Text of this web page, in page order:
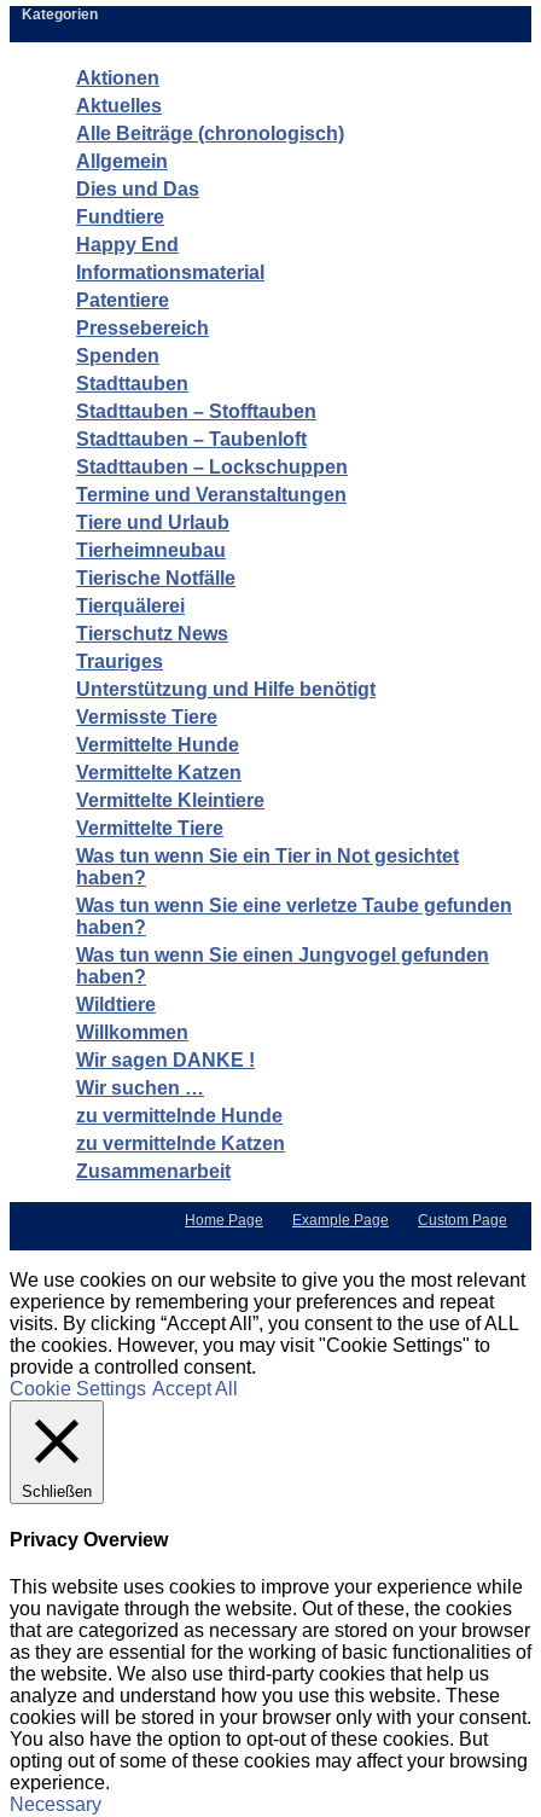
Kategorien
Aktionen
Aktuelles
Alle Beiträge (chronologisch)
Allgemein
Dies und Das
Fundtiere
Happy End
Informationsmaterial
Patentiere
Pressebereich
Spenden
Stadttauben
Stadttauben – Stofftauben
Stadttauben – Taubenloft
Stadttauben – Lockschuppen
Termine und Veranstaltungen
Tiere und Urlaub
Tierheimneubau
Tierische Notfälle
Tierquälerei
Tierschutz News
Trauriges
Unterstützung und Hilfe benötigt
Vermisste Tiere
Vermittelte Hunde
Vermittelte Katzen
Vermittelte Kleintiere
Vermittelte Tiere
Was tun wenn Sie ein Tier in Not gesichtet
haben?
Was tun wenn Sie eine verletze Taube gefunden
haben?
Was tun wenn Sie einen Jungvogel gefunden
haben?
Wildtiere
Willkommen
Wir sagen DANKE !
Wir suchen …
zu vermittelnde Hunde
zu vermittelnde Katzen
Zusammenarbeit
Home Page Example Page Custom Page
We use cookies on our website to give you the most relevant
experience by remembering your preferences and repeat
visits. By clicking “Accept All”, you consent to the use of ALL
the cookies. However, you may visit "Cookie Settings" to
provide a controlled consent.
Cookie Settings Accept All
Schließen
Privacy Overview
This website uses cookies to improve your experience while
you navigate through the website. Out of these, the cookies
that are categorized as necessary are stored on your browser
as they are essential for the working of basic functionalities of
the website. We also use third-party cookies that help us
analyze and understand how you use this website. These
cookies will be stored in your browser only with your consent.
You also have the option to opt-out of these cookies. But
opting out of some of these cookies may affect your browsing
experience.
Necessary